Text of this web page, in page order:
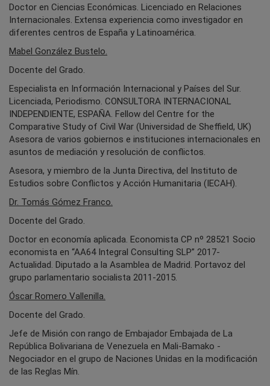
Doctor en Ciencias Económicas. Licenciado en Relaciones
Internacionales. Extensa experiencia como investigador en
diferentes centros de España y Latinoamérica.
Mabel González Bustelo.
Docente del Grado.
Especialista en Información Internacional y Países del Sur.
Licenciada, Periodismo. CONSULTORA INTERNACIONAL
INDEPENDIENTE, ESPAÑA. Fellow del Centre for the
Comparative Study of Civil War (Universidad de Sheffield, UK)
Asesora de varios gobiernos e instituciones internacionales en
asuntos de mediación y resolución de conflictos.
Asesora, y miembro de la Junta Directiva, del Instituto de
Estudios sobre Conflictos y Acción Humanitaria (IECAH).
Dr. Tomás Gómez Franco.
Docente del Grado.
Doctor en economía aplicada. Economista CP nº 28521 Socio
economista en “AA64 Integral Consulting SLP” 2017-
Actualidad. Diputado a la Asamblea de Madrid. Portavoz del
grupo parlamentario socialista 2011-2015.
Óscar Romero Vallenilla.
Docente del Grado.
Jefe de Misión con rango de Embajador Embajada de La
República Bolivariana de Venezuela en Mali-Bamako -
Negociador en el grupo de Naciones Unidas en la modificación
de las Reglas Mín.